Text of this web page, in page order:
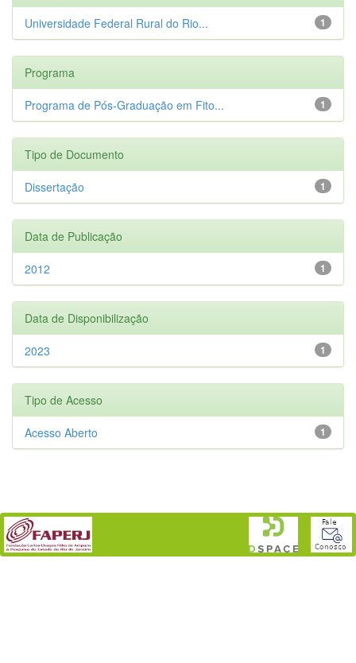
1
Universidade Federal Rural do Rio...
Programa
1
Programa de Pós-Graduação em Fito...
Tipo de Documento
1
Dissertação
Data de Publicação
1
2012
Data de Disponibilização
1
2023
Tipo de Acesso
1
Acesso Aberto